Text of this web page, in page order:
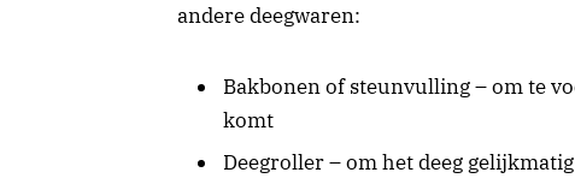
andere deegwaren:
Bakbonen of steunvulling – om te
komt
Deegroller – om het deeg